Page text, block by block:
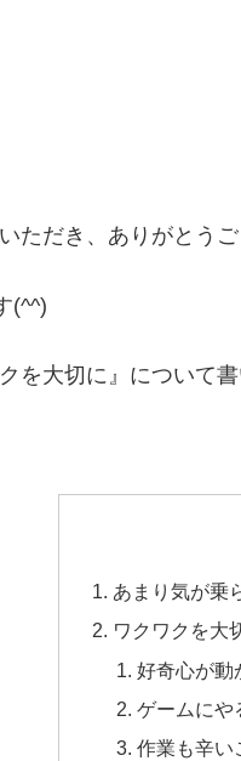
ただき、ありがとうご
(^^)
を大切に』について書
あまり気が乗
ワクワクを大
好奇心が動
ゲームにや
作業も辛い